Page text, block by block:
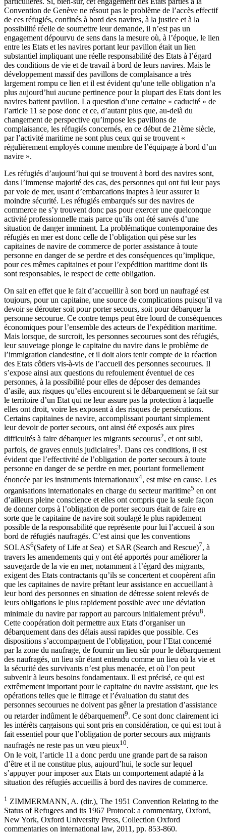
Convention de Genève ne résout pas le problème de l’accès effectif
de ces réfugiés, confinés à bord des navires, à la justice et à la
possibilité réelle de soumettre leur demande, il n’est pas un
engagement dépourvu de sens dans la mesure où, à l’époque, le lien
entre les Etats et les navires portant leur pavillon était un lien
substantiel impliquant une réelle responsabilité des Etats à l’égard
des conditions de vie et de travail à bord de leurs navires. Mais le
développement massif des pavillons de complaisance a très
largement rompu ce lien et il est évident qu’une telle obligation n’a
plus aujourd’hui aucune pertinence pour la plupart des Etats dont les
navires battent pavillon. La question d’une certaine « caducité » de
l’article 11 se pose donc et ce, d’autant plus que, au-delà du
changement de perspective qu’impose les pavillons de
complaisance, les réfugiés concernés, en ce début de 21ème siècle,
par l’activité maritime ne sont plus ceux qui se trouvent «
régulièrement employés comme membre de l’équipage à bord d’un
navire ».
Les réfugiés d’aujourd’hui qui se trouvent à bord des navires sont,
dans l’immense majorité des cas, des personnes qui ont fui leur pays
par voie de mer, usant d’embarcations inaptes à leur assurer la
moindre sécurité. Les réfugiés embarqués sur des navires de
commerce ne s’y trouvent donc pas pour exercer une quelconque
activité professionnelle mais parce qu’ils ont été sauvés d’une
situation de danger imminent. La problématique contemporaine des
réfugiés en mer est donc celle de l’obligation qui pèse sur les
capitaines de navire de commerce de porter assistance à toute
personne en danger de se perdre et des conséquences qu’implique,
pour ces mêmes capitaines et pour l’expédition maritime dont ils
sont responsables, le respect de cette obligation.
On sait en effet que le fait d’accueillir à son bord un naufragé est
toujours, pour un capitaine, une source de complications puisqu’il va
devoir se dérouter soit pour porter secours, soit pour débarquer la
personne secourue. Ce contre temps peut être lourd de conséquences
économiques pour l’ensemble des acteurs de l’expédition maritime.
Mais lorsque, de surcroit, les personnes secourues sont des réfugiés,
leur sauvetage plonge le capitaine du navire dans le problème de
l’immigration clandestine, et il doit alors tenir compte de la réaction
des Etats côtiers vis-à-vis de l’accueil des personnes secourues. Il
s’expose ainsi aux questions du refoulement éventuel de ces
personnes, à la possibilité pour elles de déposer des demandes
d’asile, aux risques qu’elles encourent si le débarquement se fait sur
le territoire d’un Etat qui ne leur assure pas la protection à laquelle
elles ont droit, voire les exposent à des risques de persécutions.
Certains capitaines de navire, accomplissant pourtant simplement
leur devoir de porter secours, ont ainsi été exposés aux pires
difficultés à faire débarquer les migrants secourus2, et ont subi,
parfois, de graves ennuis judiciaires3. Dans ces conditions, il est
évident que l’effectivité de l’obligation de porter secours à toute
personne en danger de se perdre en mer, pourtant formellement
énoncée par les instruments internationaux4, est mise en cause. Les
organisations internationales en charge du secteur maritime5 en ont
d’ailleurs pleine conscience et elles ont compris que la seule façon
de donner corps à l’obligation de porter secours était de faire en
sorte que le capitaine de navire soit soulagé le plus rapidement
possible de la responsabilité que représente pour lui l’accueil à son
bord de réfugiés naufragés. C’est ainsi que les conventions
SOLAS6(Safety of Life at Sea) et SAR(Search and Rescue)7, à
travers les amendements qui y ont été apportés pour améliorer la
sauvegarde de la vie en mer, notamment à l’égard des migrants,
exigent des Etats contractants qu’ils se concertent et coopèrent afin
que les capitaines de navire prêtant leur assistance en accueillant à
leur bord des personnes en situation de détresse soient relevés de
leurs obligations le plus rapidement possible avec une déviation
minimale du navire par rapport au parcours initialement prévu8.
Cette coopération doit permettre aux Etats d’organiser un
débarquement dans des délais aussi rapides que possible. Ces
dispositions s’accompagnent de l’obligation, pour l’Etat concerné
par la zone du naufrage, de fournir un lieu sûr pour le débarquement
des naufragés, un lieu sûr étant entendu comme un lieu où la vie et
la sécurité des survivants n’est plus menacée, et où l’on peut
subvenir à leurs besoins fondamentaux. Il est précisé, ce qui est
extrêmement important pour le capitaine du navire assistant, que les
opérations telles que le filtrage et l’évaluation du statut des
personnes secourues ne doivent pas gêner la prestation d’assistance
ou retarder indûment le débarquement9. Ce sont donc clairement ici
les intérêts cargaisons qui sont pris en considération, ce qui est tout à
fait essentiel pour que l’obligation de porter secours aux migrants
naufragés ne reste pas un vœu pieux10.
On le voit, l’article 11 a donc perdu une grande part de sa raison
d’être et il ne constitue plus, aujourd’hui, le socle sur lequel
s’appuyer pour imposer aux Etats un comportement adapté à la
situation des réfugiés accueillis à bord des navires de commerce.
1 ZIMMERMANN, A. (dir.), The 1951 Convention Relating to the
Status of Refugees and its 1967 Protocol: a commentary, Oxford,
New York, Oxford University Press, Collection Oxford
commentaries on international law, 2011, pp. 853-860.